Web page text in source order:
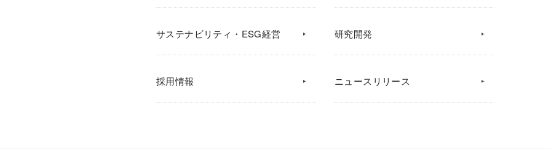
サステナビリティ・ESG経営 研究開発
採用情報 ニュースリリース